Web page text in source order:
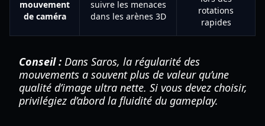
mouvement
de caméra
suivre les menaces
dans les arènes 3D
rotations
rapides
Conseil : Dans Saros, la régularité des
mouvements a souvent plus de valeur qu’une
qualité d’image ultra nette. Si vous devez choisir,
privilégiez d’abord la fluidité du gameplay.